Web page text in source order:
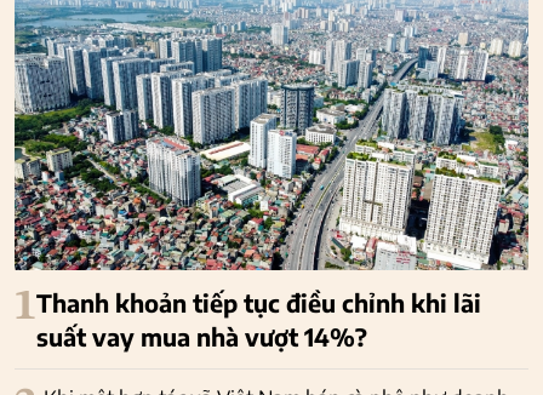
1Thanh khoản tiếp tục điều chỉnh khi lãi
suất vay mua nhà vượt 14%?